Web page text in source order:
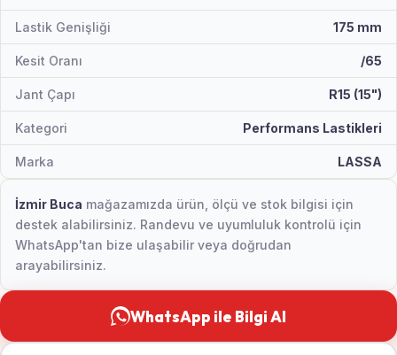
Lastik Genişliği 175 mm
Kesit Oranı /65
Jant Çapı R15 (15")
Kategori Performans Lastikleri
Marka LASSA
İzmir Buca mağazamızda ürün, ölçü ve stok bilgisi için
destek alabilirsiniz. Randevu ve uyumluluk kontrolü için
WhatsApp'tan bize ulaşabilir veya doğrudan
arayabilirsiniz.
WhatsApp ile Bilgi Al